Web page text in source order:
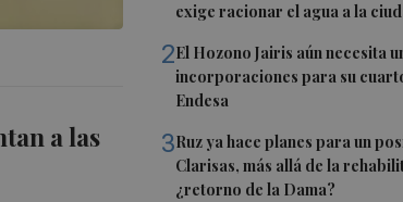
a las
exige racionar el agua a la
2El Hozono Jairis aún necesita
incorporaciones para su
Endesa
3Ruz ya hace planes para un
Clarisas, más allá de la
¿retorno de la Dama?